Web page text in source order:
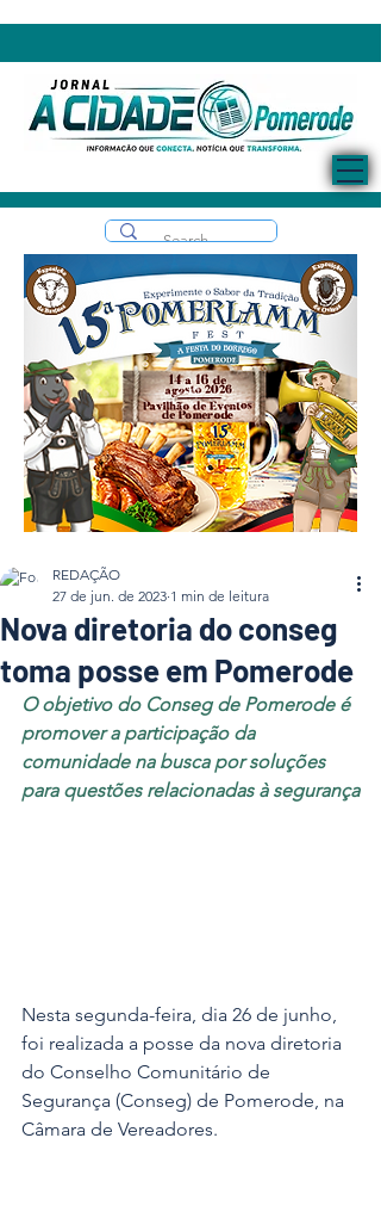
Nova diretoria do conseg
toma posse em Pomerode
REDAÇÃO
27 de jun. de 2023 1 min de leitura
O objetivo do Conseg de Pomerode é
promover a participação da
comunidade na busca por soluções
para questões relacionadas à segurança
Nesta segunda-feira, dia 26 de junho,
foi realizada a posse da nova diretoria
do Conselho Comunitário de
Segurança (Conseg) de Pomerode, na
Câmara de Vereadores.